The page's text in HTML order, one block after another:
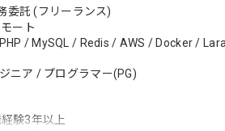
委託(フリーランス)
ート
/ MySQL / Redis / AWS / Docker /
ニア / プログラマー(PG)
験3年以上